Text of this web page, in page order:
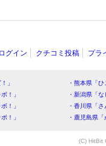
ログイン クチコミ投稿 プラ
」
・熊本県「
！」
・新潟県「
！」
・香川県「
！」
・鹿児島県
(C) HitBit